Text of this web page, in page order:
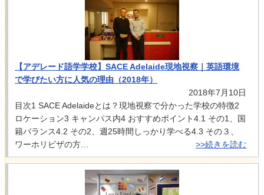
【アデレード語学学校】SACE Adelaide現地視察｜英語環境
で学びたい方に人気の理由（2018年）
2018年7月10日
目次1 SACE Adelaideとは？現地視察で分かった学校の特徴2
ロケーション3 キャンパス内4 おすすめポイント4.1 その1、国
籍バランス4.2 その2、週25時間しっかり学べる4.3 その３、
ワーホリビザの方…
>>続きを読む